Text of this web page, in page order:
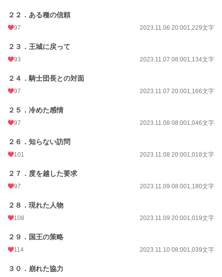
２２．ある種の信頼
97 2023.11.06 20:001,229文字
２３．王城に戻って
93 2023.11.07 08:001,134文字
２４．騎士団長との対面
97 2023.11.07 20:001,166文字
２５．冷めた感情
97 2023.11.08 08:001,046文字
２６．知らない訪問
101 2023.11.08 20:001,018文字
２７．度を越した要求
97 2023.11.09 08:001,180文字
２８．現れた人物
108 2023.11.09 20:001,019文字
２９．国王の策略
114 2023.11.10 08:001,039文字
３０．崩れた協力